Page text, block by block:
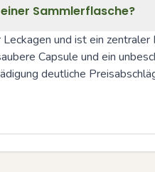
Sammlerflasche?
und ist ein
Capsule und ein
deutliche